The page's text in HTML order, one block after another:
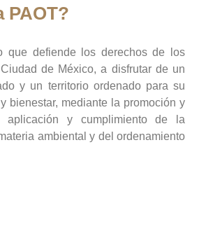
PAOT?
que defiende los derechos de los
de México, a disfrutar de un
y un territorio ordenado para su
bienestar, mediante la promoción y
y cumplimiento de la
ambiental y del ordenamiento